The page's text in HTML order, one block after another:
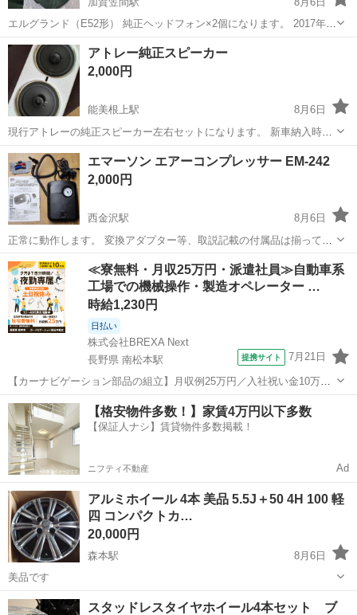
エルグランド（E52形） 純正ヘッドフォン×2個になります。 2017年式
のエルグランドのもので純正オプション品です。 新品未使用のため、
フィルムも付いたままとなっています。 2つセットでの出品となりま
す。 他車だと...
石川 能美市 加賀笠間駅 車のパーツ
アトレー純正スピーカー
2,000円
能美根上駅
8月6日
現行アトレーの純正スピーカー左右セットになります。 新車納入時に
取り外したもので、未使用品です。 箱に入ったものを一度取り出し撮
影し、 また箱に戻しただけです。 使用しないので出品します。 取引
はこちらまで来て頂いて...
石川 能美市 カーオーディオ
エマーソン エアーコンプレッサー EM-242
2,000円
西金沢駅
8月6日
正常に動作します。 変換アダプター等、取説記載の付属品は揃ってい
ます。 外箱に傷みあります。 【引渡方法】 IRいしかわ鉄道・西金沢
駅西口で直接のお渡しとなります。 取引日時は午前9:00～午後3:00で
平日...
石川 金沢市 西金沢駅 メンテナンス用品
≪寮無料・月収25万円・派遣社員≫自動車系
工場での機械操作・製造オペレーター …
時給1,230円
日払い
株式会社BREXA Next
長野県 南松本駅
提携サイト 7月21日
【カーナビゲーション部品の組立】月収例25万円／入社祝い金10万
円！／うれしい土日祝休み★年間休日125日／稼げる夜勤専属！日払い
OK！ 人気の工場のお仕事 ◇カーナビゲーション部品の組立◇ ■ 業務
内容 車載用カーナビゲ...
長野 松本市 南松本駅 その他
【格安物件多数！】家賃4万円以下多数
【保証人ナシ】賃貸物件多数掲載！
ニフティ不動産 Ad
アルミホイール 4本 美品 5.5J＋50 4H 100 軽
四 コンパクトカ…
20,000円
森本駅
8月6日
美品です
石川 金沢市 森本駅 タイヤ、ホイール
スタッドレスタイヤホイール4本セット ブ